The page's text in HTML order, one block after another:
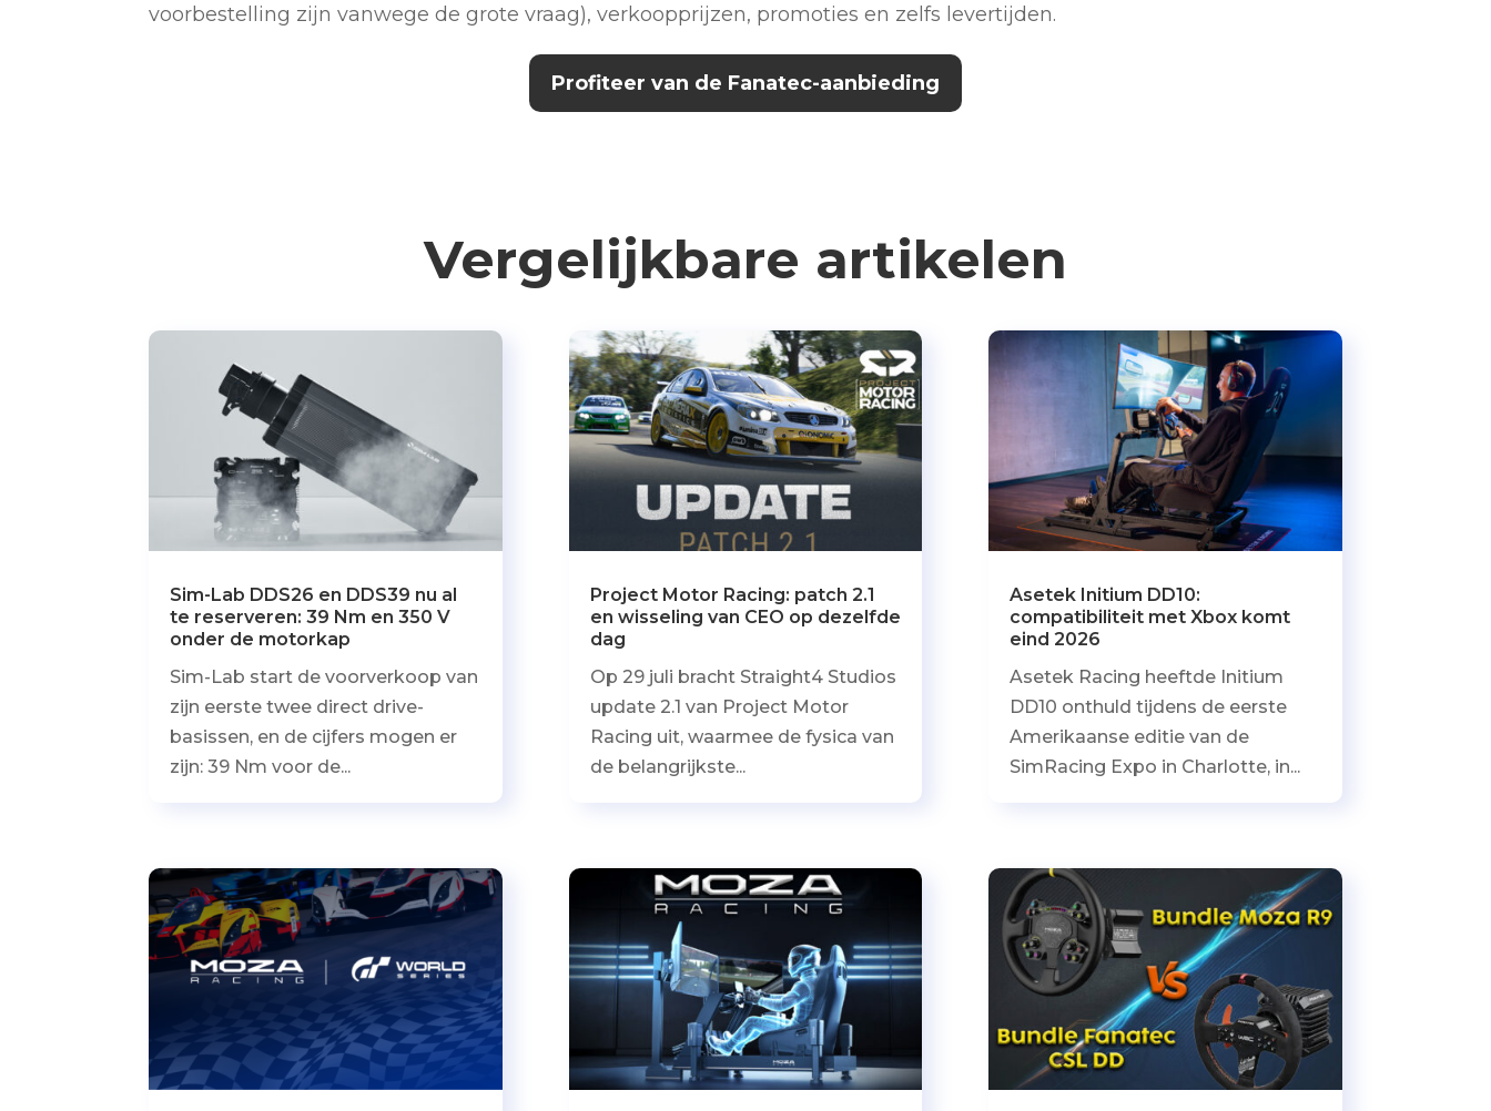
voorbestelling zijn vanwege de grote vraag), verkoopprijzen, promoties en zelfs levertijden.
Profiteer van de Fanatec-aanbieding
Vergelijkbare artikelen
Sim-Lab DDS26 en DDS39 nu al
te reserveren: 39 Nm en 350 V
onder de motorkap
Sim-Lab start de voorverkoop van
zijn eerste twee direct drive-
basissen, en de cijfers mogen er
zijn: 39 Nm voor de...
Project Motor Racing: patch 2.1
en wisseling van CEO op dezelfde
dag
Op 29 juli bracht Straight4 Studios
update 2.1 van Project Motor
Racing uit, waarmee de fysica van
de belangrijkste...
Asetek Initium DD10:
compatibiliteit met Xbox komt
eind 2026
Asetek Racing heeftde Initium
DD10 onthuld tijdens de eerste
Amerikaanse editie van de
SimRacing Expo in Charlotte, in...